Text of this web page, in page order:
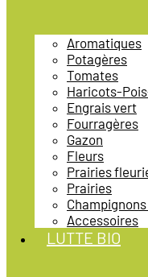
Aromatiques
Potagères
Tomates
Haricots-
Engrais vert
Fourragères
Gazon
Fleurs
Prairies
Prairies
Accessoires
LUTTE BIO